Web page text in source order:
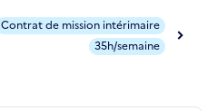
Contrat de mission intérimaire
35h/semaine